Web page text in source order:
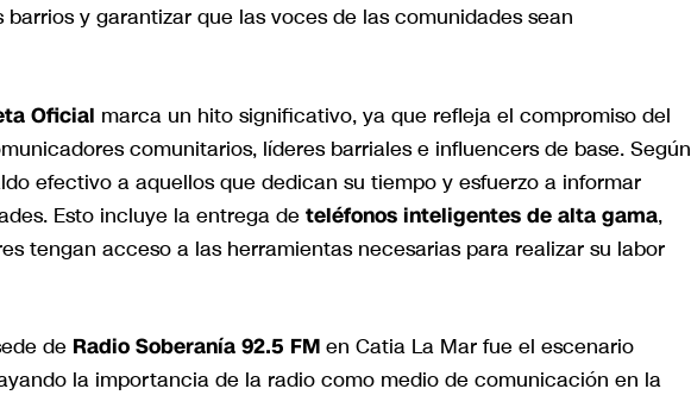
y garantizar que las voces de las comunidades sean
Oficial marca un hito significativo, ya que refleja el compromiso del
comunitarios, líderes barriales e influencers de base. Según
efectivo a aquellos que dedican su tiempo y esfuerzo a informar
Esto incluye la entrega de teléfonos inteligentes de alta gama,
tengan acceso a las herramientas necesarias para realizar su labor
de Radio Soberanía 92.5 FM en Catia La Mar fue el escenario
la importancia de la radio como medio de comunicación en la